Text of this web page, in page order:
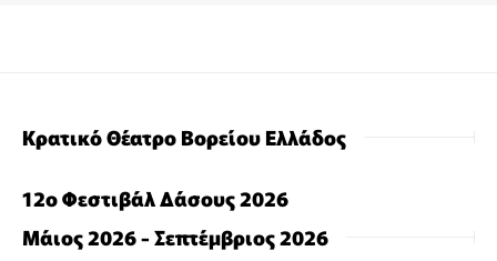
Κρατικό Θέατρο Βορείου Ελλάδος
12ο Φεστιβάλ Δάσους 2026
Μάιος 2026 - Σεπτέμβριος 2026